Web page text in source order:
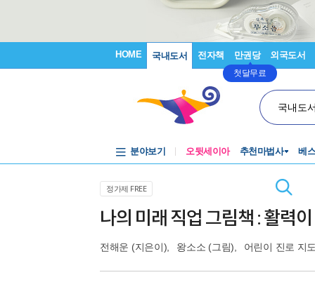
HOME 국내도서 전자책 만권당
첫달무료
외국도서
국내도
분야보기 오뒷세이아 추천마법사 베
정가제 FREE
나의 미래 직업 그림책 : 활력
전해운 (지은이), 왕소소 (그림), 어린이 진로 지